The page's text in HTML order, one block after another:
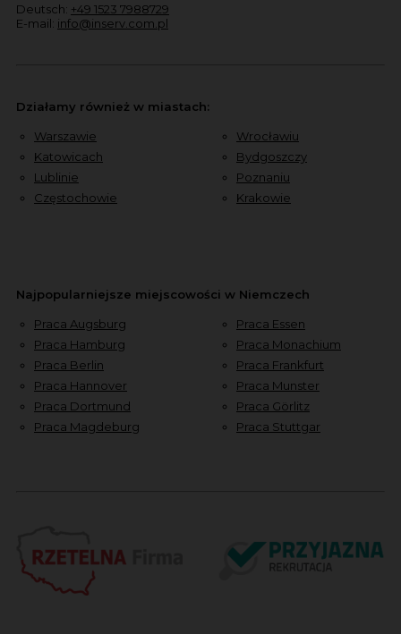
Deutsch: +49 1523 7988729
E-mail: info@inserv.com.pl
Działamy również w miastach:
Warszawie
Katowicach
Lublinie
Częstochowie
Wrocławiu
Bydgoszczy
Poznaniu
Krakowie
Najpopularniejsze miejscowości w Niemczech
Praca Augsburg
Praca Hamburg
Praca Berlin
Praca Hannover
Praca Dortmund
Praca Magdeburg
Praca Essen
Praca Monachium
Praca Frankfurt
Praca Munster
Praca Görlitz
Praca Stuttgar